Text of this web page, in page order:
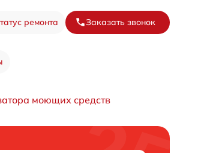
ремонта Заказать звонок
моющих средств